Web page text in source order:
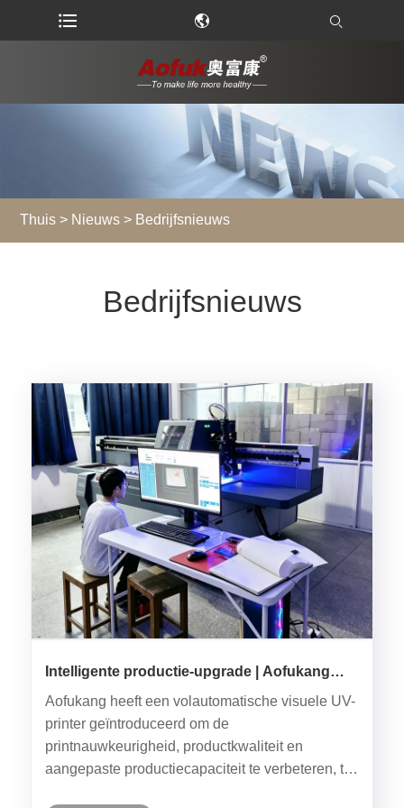
Thuis > Nieuws > Bedrijfsnieuws
Bedrijfsnieuws
Intelligente productie-upgrade | Aofukang
vakmanschap van waterdispensers te
optimaliseren
Aofukang heeft een volautomatische visuele UV-
printer geïntroduceerd om de
printnauwkeurigheid, productkwaliteit en
aangepaste productiecapaciteit te verbeteren, ter